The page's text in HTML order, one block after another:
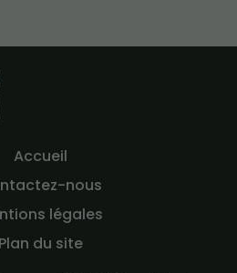
Accueil
nous
légales
Plan du site